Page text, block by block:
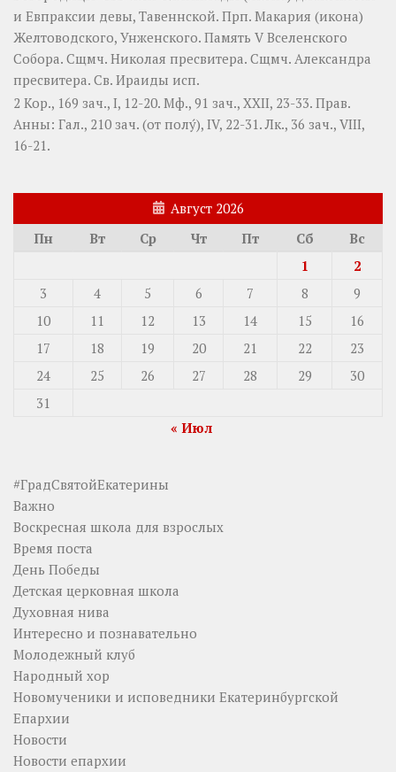
и Евпраксии девы, Тавеннской. Прп. Макария (икона)
Желтоводского, Унженского. Память V Вселенского
Собора. Сщмч. Николая пресвитера. Сщмч. Александра
пресвитера. Св. Ираиды исп.
2 Кор., 169 зач., I, 12-20. Мф., 91 зач., XXII, 23-33. Прав.
Анны: Гал., 210 зач. (от полу́), IV, 22-31. Лк., 36 зач., VIII,
16-21.
Август 2026
Пн
Вт Ср Чт Пт Сб
Вс
1
2
3
4 5 6 7 8
9
10
11 12 13 14 15
16
17
18 19 20 21 22
23
24
25 26 27 28 29
30
31
« Июл
#ГрадСвятойЕкатерины
Важно
Воскресная школа для взрослых
Время поста
День Победы
Детская церковная школа
Духовная нива
Интересно и познавательно
Молодежный клуб
Народный хор
Новомученики и исповедники Екатеринбургской
Епархии
Новости
Новости епархии